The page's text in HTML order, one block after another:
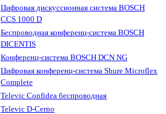
Цифровая дискуссионная система BOSCH
CCS 1000 D
Беспроводная конференц-система BOSCH
DICENTIS
Конференц-система BOSCH DCN NG
Цифровая конференц-система Shure Microflex
Complete
Televic Confidea беспроводная
Televic D-Cerno